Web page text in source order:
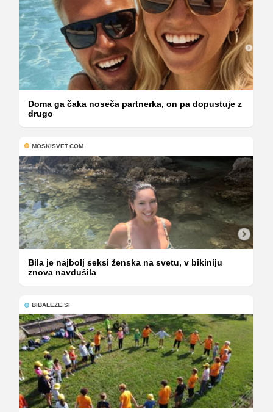
Doma ga čaka noseča partnerka, on pa dopustuje z
drugo
MOSKISVET.COM
Bila je najbolj seksi ženska na svetu, v bikiniju
znova navdušila
BIBALEZE.SI